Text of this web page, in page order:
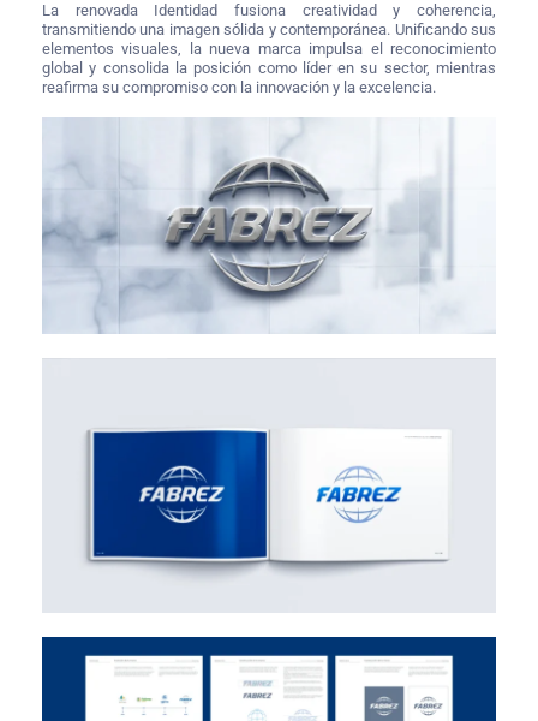
La renovada Identidad fusiona creatividad y coherencia,
transmitiendo una imagen sólida y contemporánea. Unificando sus
elementos visuales, la nueva marca impulsa el reconocimiento
global y consolida la posición como líder en su sector, mientras
reafirma su compromiso con la innovación y la excelencia.